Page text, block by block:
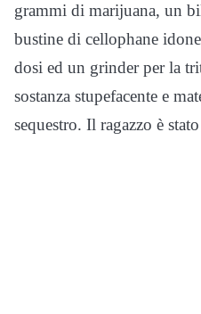
grammi di marijuana, un
bustine di cellophane
dosi ed un grinder per la
sostanza stupefacente e
sequestro. Il ragazzo è